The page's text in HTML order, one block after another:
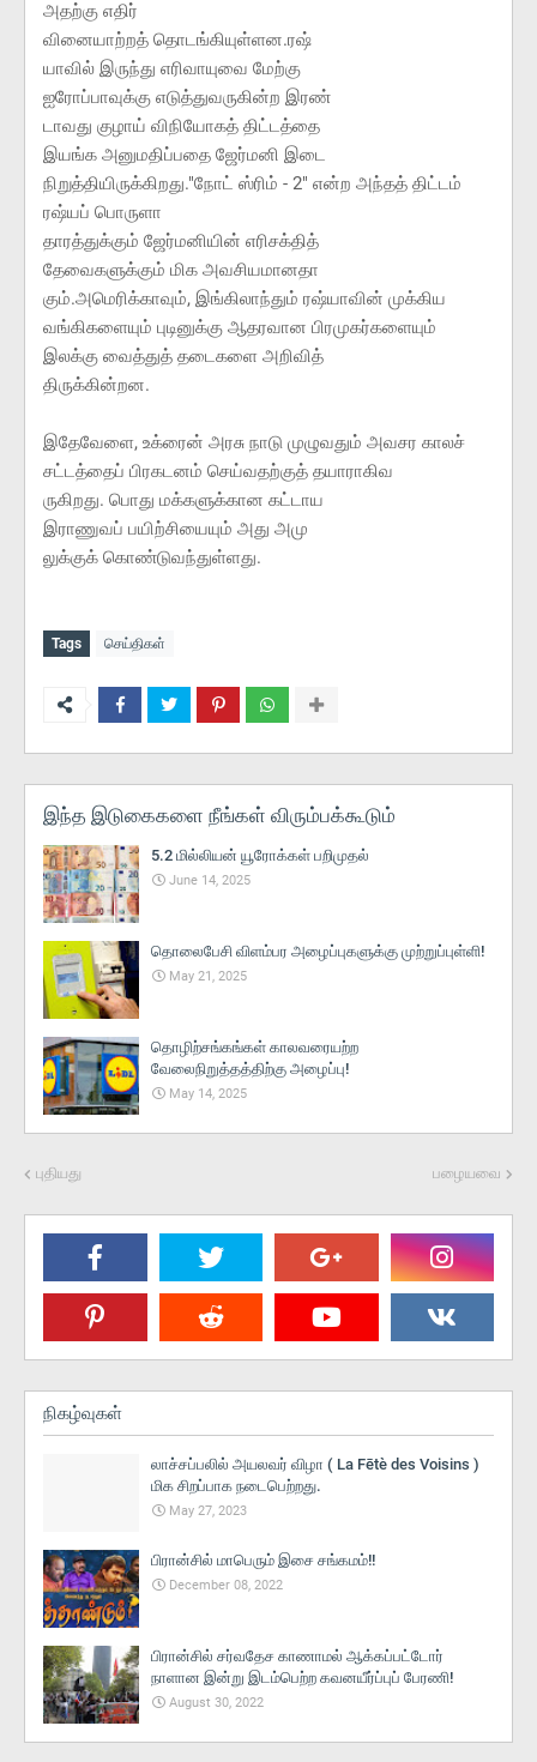
அதற்கு எதிர்
வினையாற்றத் தொடங்கியுள்ளன.ரஷ்
யாவில் இருந்து எரிவாயுவை மேற்கு
ஐரோப்பாவுக்கு எடுத்துவருகின்ற இரண்
டாவது குழாய் விநியோகத் திட்டத்தை
இயங்க அனுமதிப்பதை ஜேர்மனி இடை
நிறுத்தியிருக்கிறது."நோட் ஸ்ரிம் - 2" என்ற அந்தத் திட்டம்
ரஷ்யப் பொருளா
தாரத்துக்கும் ஜேர்மனியின் எரிசக்தித்
தேவைகளுக்கும் மிக அவசியமானதா
கும்.அமெரிக்காவும், இங்கிலாந்தும் ரஷ்யாவின் முக்கிய
வங்கிகளையும் புடினுக்கு ஆதரவான பிரமுகர்களையும்
இலக்கு வைத்துத் தடைகளை அறிவித்
திருக்கின்றன.
இதேவேளை, உக்ரைன் அரசு நாடு முழுவதும் அவசர காலச்
சட்டத்தைப் பிரகடனம் செய்வதற்குத் தயாராகிவ
ருகிறது. பொது மக்களுக்கான கட்டாய
இராணுவப் பயிற்சியையும் அது அமு
லுக்குக் கொண்டுவந்துள்ளது.
Tags செய்திகள்
இந்த இடுகைகளை நீங்கள் விரும்பக்கூடும்
5.2 மில்லியன் யூரோக்கள் பறிமுதல்
June 14, 2025
தொலைபேசி விளம்பர அழைப்புகளுக்கு முற்றுப்புள்ளி!
May 21, 2025
தொழிற்சங்கங்கள் காலவரையற்ற
வேலைநிறுத்தத்திற்கு அழைப்பு!
May 14, 2025
புதியது பழையவை
நிகழ்வுகள்
லாச்சப்பலில் அயலவர் விழா ( La Fētè des Voisins )
மிக சிறப்பாக நடைபெற்றது.
May 27, 2023
பிரான்சில் மாபெரும் இசை சங்கமம்!!
December 08, 2022
பிரான்சில் சர்வதேச காணாமல் ஆக்கப்பட்டோர்
நாளான இன்று இடம்பெற்ற கவனயீர்ப்புப் பேரணி!
August 30, 2022